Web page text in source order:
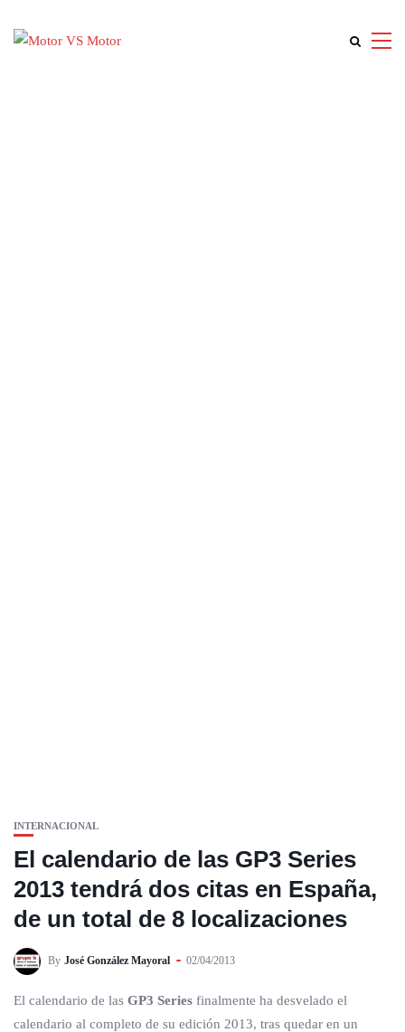
INTERNACIONAL
El calendario de las GP3 Series
2013 tendrá dos citas en España,
de un total de 8 localizaciones
By José González Mayoral 02/04/2013
El calendario de las GP3 Series finalmente ha desvelado el
calendario al completo de su edición 2013, tras quedar en un